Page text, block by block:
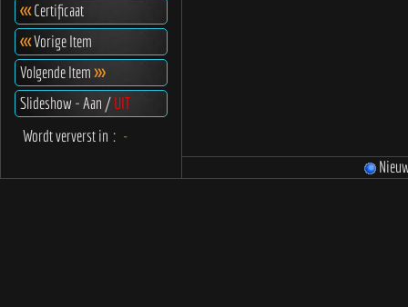
<<<Certificaat
<<<Vorige Item
Volgende Item>>>
Slideshow - Aan /UIT
Wordt ververst in : -